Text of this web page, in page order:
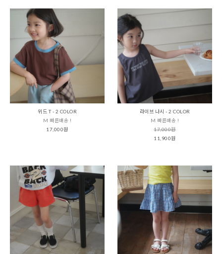
위드 T - 2 COLOR
M 빠른배송 !
17,000원
라이브 나시 - 2 COLOR
M 빠른배송 !
17,000원
11,900원